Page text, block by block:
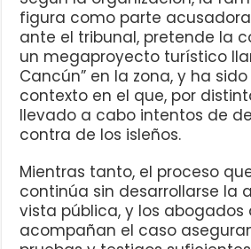
figura como parte
ante el tribunal, pretende la
un megaproyecto turístico
Cancún” en la zona, y ha
contexto en el que, por
llevado a cabo intentos de
contra de los isleños.
Mientras tanto, el proceso
continúa sin desarrollarse la
vista pública, y los abogados
acompañan el caso